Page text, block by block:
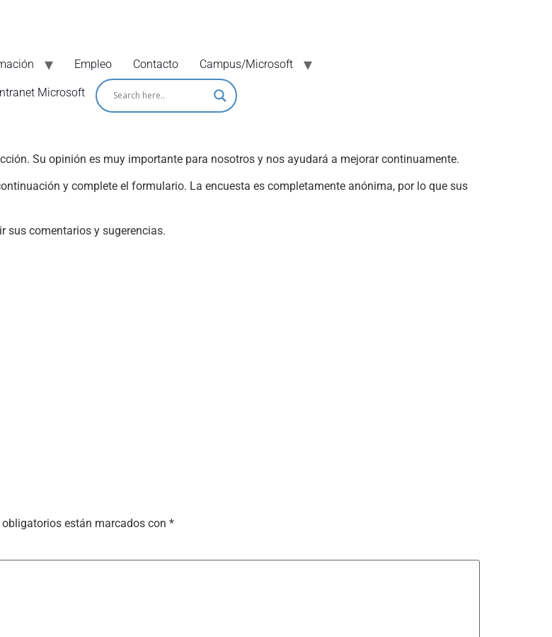
Empleo Contacto Campus/Microsoft
Microsoft
Su opinión es muy importante para nosotros y nos ayudará a mejorar continuamente.
y complete el formulario. La encuesta es completamente anónima, por lo que sus
sus comentarios y sugerencias.
están marcados con *